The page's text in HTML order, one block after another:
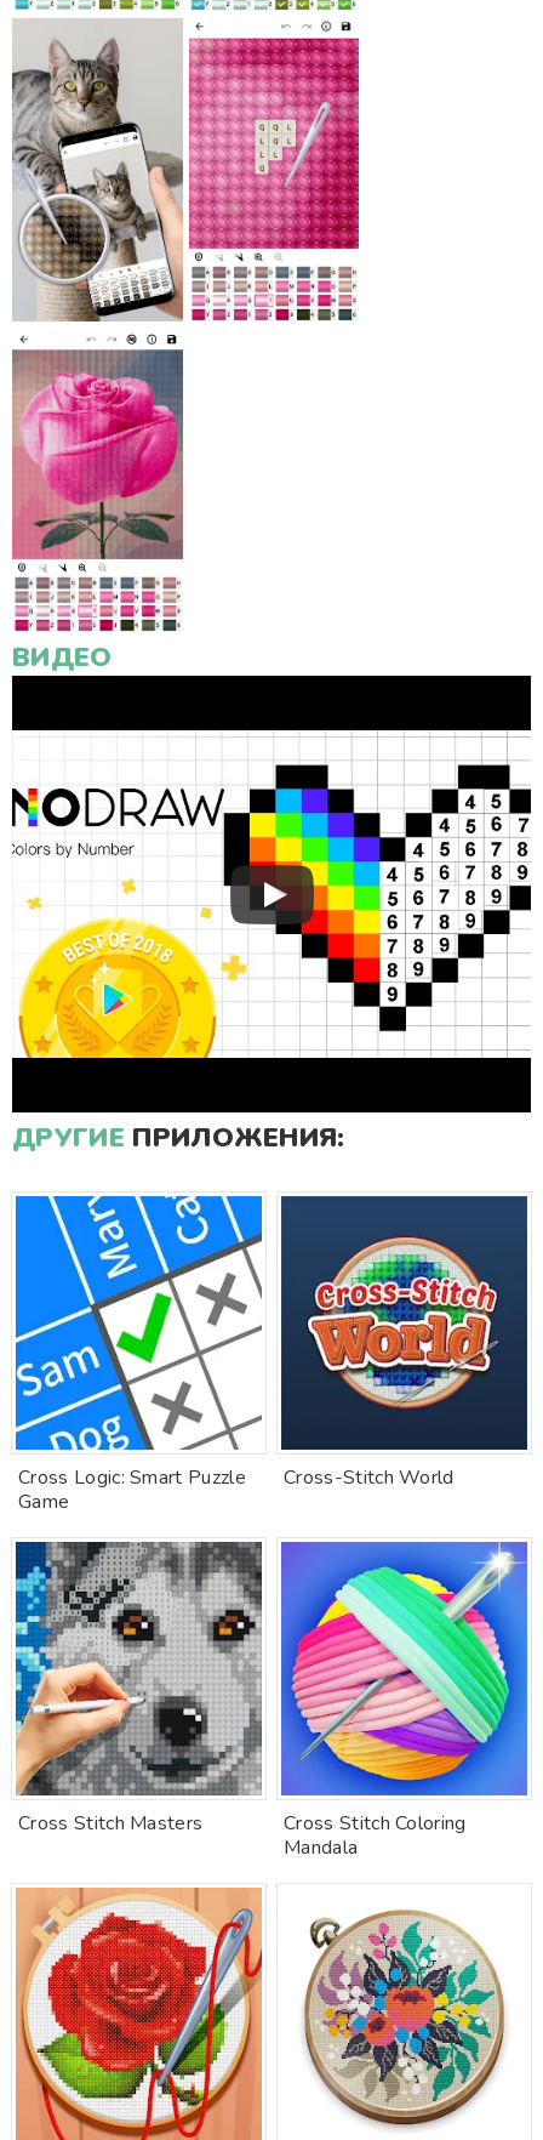
ВИДЕО
ДРУГИЕ ПРИЛОЖЕНИЯ:
Cross Logic: Smart Puzzle
Game
Cross-Stitch World
Cross Stitch Masters
Cross Stitch Coloring
Mandala